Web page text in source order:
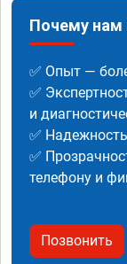
Почему нам
✅ Опыт —
✅
и
✅
✅
телефону и
Позвонить